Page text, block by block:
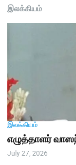
இலக்கியம்
இலக்கியம்
எழுத்தாளர்
July 27, 2026